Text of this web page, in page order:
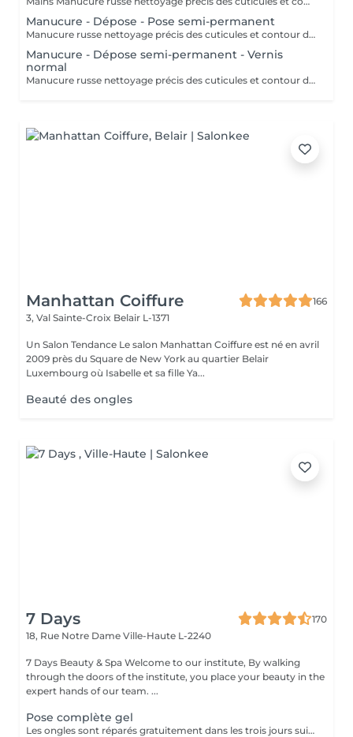
Manucure - Dépose - Pose semi-permanent
Manucure russe nettoyage précis des cuticules et contour des ongles. Retrait 85% de l'ancien semi-permanent sans touche a votre ongles naturel. Application d'un semi-permanent sur l'ongle. Idéal pour repartir sur une base propre sans accumulation de produit.
Manucure - Dépose semi-permanent - Vernis
normal
Manucure russe nettoyage précis des cuticules et contour des ongles. Retrait 85% de l'ancien semi-permanent sans touche a votre ongles naturel. Vernis classique appliqué sur l'ongle naturel. Rendu brillant, élégant
Manhattan Coiffure
166
3, Val Sainte-Croix Belair L-1371
Un Salon Tendance Le salon Manhattan Coiffure est né en avril
2009 près du Square de New York au quartier Belair
Luxembourg où Isabelle et sa fille Ya...
Beauté des ongles
7 Days
170
18, Rue Notre Dame Ville-Haute L-2240
7 Days Beauty & Spa Welcome to our institute, By walking
through the doors of the institute, you place your beauty in the
expert hands of our team. ...
Pose complète gel
Les ongles sont réparés gratuitement dans les trois jours suivant le service ! A partir du quatrième jour la prestation est payante.